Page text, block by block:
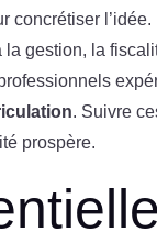
concrétiser
gestion, la
. Suivre
prospère.